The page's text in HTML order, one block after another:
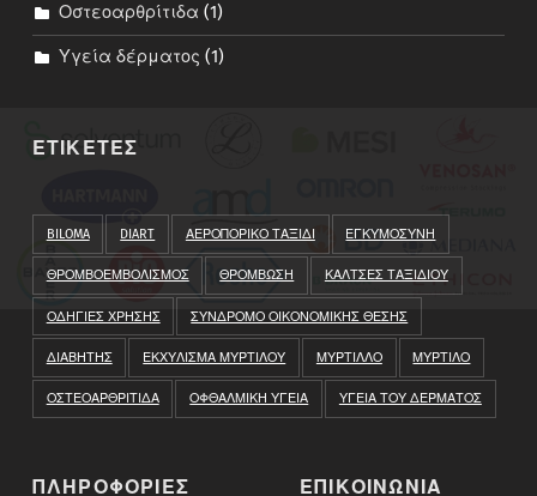
Οστεοαρθρίτιδα (1)
Υγεία δέρματος (1)
ΕΤΙΚΕΤΕΣ
BILOMA DIART ΑΕΡΟΠΟΡΙΚΟ ΤΑΞΙΔΙ ΕΓΚΥΜΟΣΥΝΗ
ΘΡΟΜΒΟΕΜΒΟΛΙΣΜΟΣ ΘΡΟΜΒΩΣΗ ΚΑΛΤΣΕΣ ΤΑΞΙΔΙΟΥ
ΟΔΗΓΙΕΣ ΧΡΗΣΗΣ ΣΥΝΔΡΟΜΟ ΟΙΚΟΝΟΜΙΚΗΣ ΘΕΣΗΣ
ΔΙΑΒΗΤΗΣ ΕΚΧΥΛΙΣΜΑ ΜΥΡΤΙΛΟΥ ΜΥΡΤΙΛΛΟ ΜΥΡΤΙΛΟ
ΟΣΤΕΟΑΡΘΡΙΤΙΔΑ ΟΦΘΑΛΜΙΚΗ ΥΓΕΙΑ ΥΓΕΙΑ ΤΟΥ ΔΕΡΜΑΤΟΣ
ΠΛΗΡΟΦΟΡΙΕΣ ΕΠΙΚΟΙΝΩΝΙΑ